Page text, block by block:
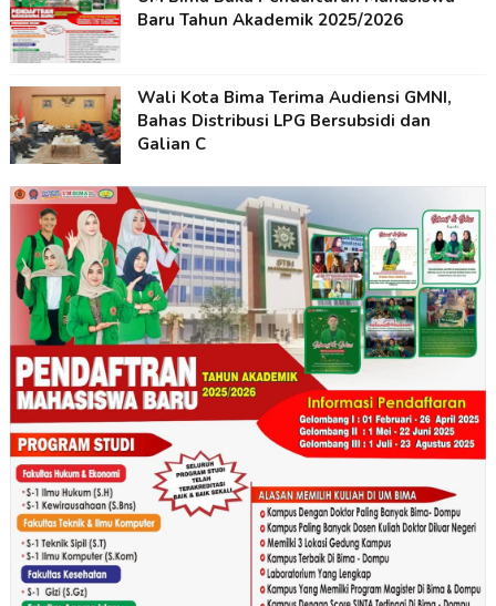
Baru Tahun Akademik 2025/2026
Wali Kota Bima Terima Audiensi GMNI,
Bahas Distribusi LPG Bersubsidi dan
Galian C